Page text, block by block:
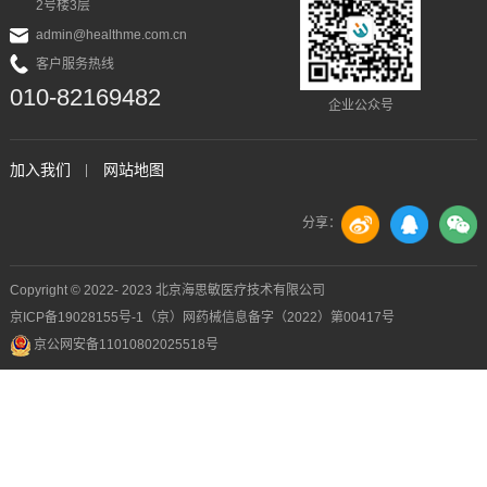
2号楼3层
admin@healthme.com.cn
客户服务热线
010-82169482 企业公众号
加入我们 网站地图
分享：
Copyright © 2022- 2023 北京海思敏医疗技术有限公司
京ICP备19028155号-1
（京）网药械信息备字（2022）第00417号
京公网安备11010802025518号